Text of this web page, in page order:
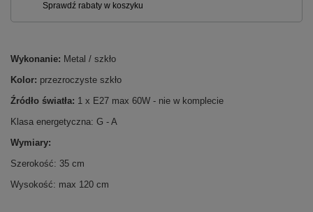
Wykonanie: Metal / szkło
Kolor: przezroczyste szkło
Źródło światła: 1 x E27 max 60W - nie w komplecie
Klasa energetyczna: G - A
Wymiary:
Szerokość: 35 cm
Wysokość: max 120 cm